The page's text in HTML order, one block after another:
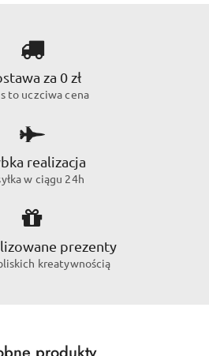
za 0 zł
to uczciwa cena
realizacja
w ciągu 24h
prezenty
kreatywnością